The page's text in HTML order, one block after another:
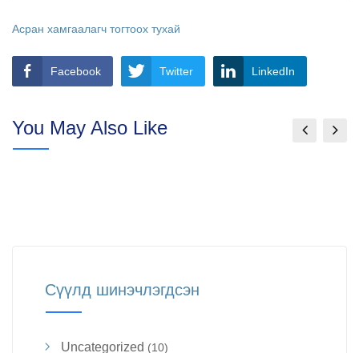
Асран хамгаалагч тогтоох тухай
Facebook Twitter LinkedIn
You May Also Like
Сүүлд шинэчлэгдсэн
Uncategorized (10)